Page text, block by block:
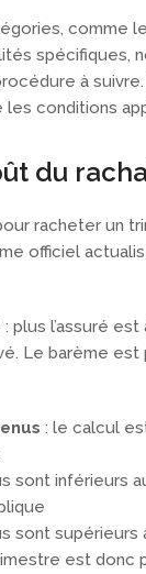
comme
spécifiques,
à
conditions
du
racheter un
officiel
: plus l’assuré
Le barème est
: le calcul
sont inférieurs
sont supérieurs
est donc